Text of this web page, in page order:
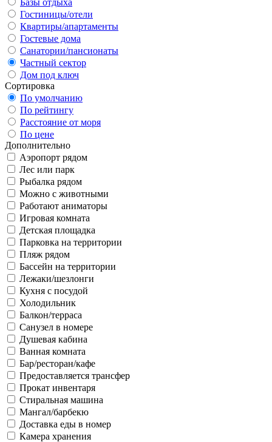
Гостиницы/отели
Квартиры/апартаменты
Гостевые дома
Санатории/пансионаты
Частный сектор
Дом под ключ
Сортировка
По умолчанию
По рейтингу
Расстояние от моря
По цене
Дополнительно
Аэропорт рядом
Лес или парк
Рыбалка рядом
Можно с животными
Работают аниматоры
Игровая комната
Детская площадка
Парковка на территории
Пляж рядом
Бассейн на территории
Лежаки/шезлонги
Кухня с посудой
Холодильник
Балкон/терраса
Санузел в номере
Душевая кабина
Ванная комната
Бар/ресторан/кафе
Предоставляется трансфер
Прокат инвентаря
Стиральная машина
Мангал/барбекю
Доставка еды в номер
Камера хранения